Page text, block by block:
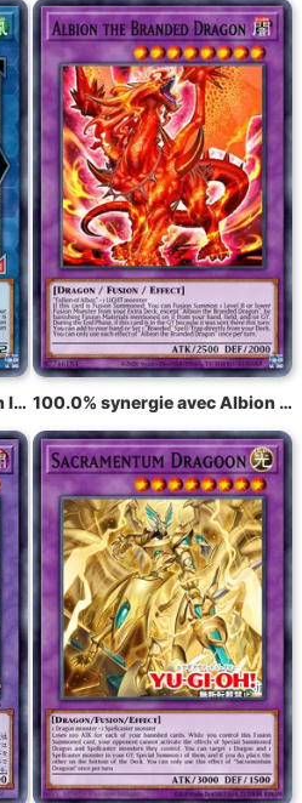
100.0% synergie avec Wynn la Charmeuse de Vent, Verdoyante 100.0% synergie avec Albion le Dragon Marqué